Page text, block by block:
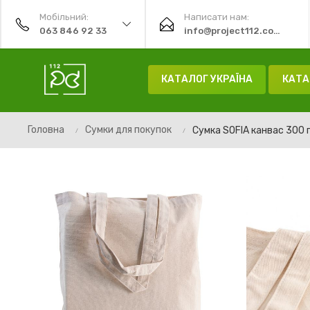
Мобільний:
063 846 92 33
Написати нам:
info@project112.com.ua
КАТАЛОГ УКРАЇНА
Головна Сумки для покупок Сумка SOFIA канвас 300